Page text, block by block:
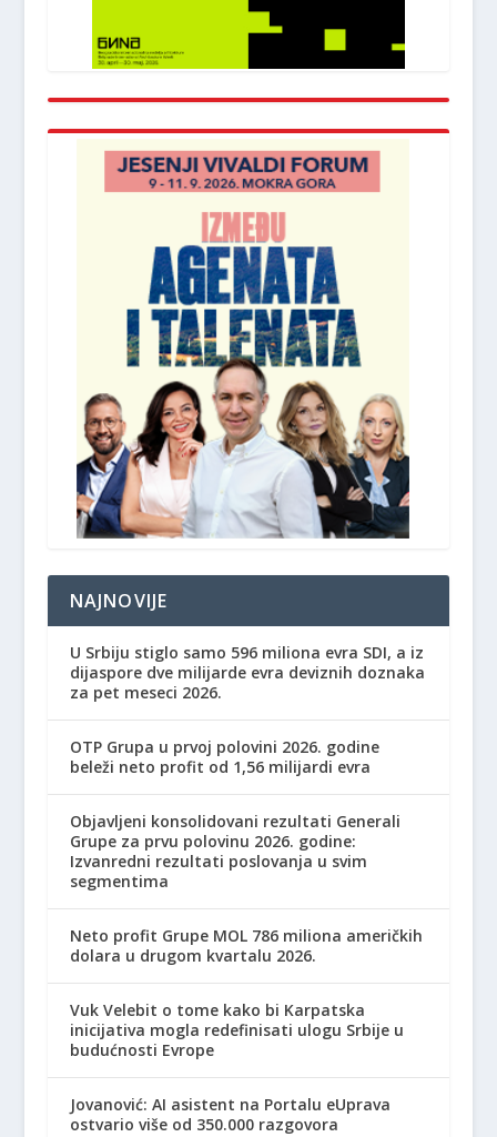
NAJNOVIJE
U Srbiju stiglo samo 596 miliona evra SDI, a iz
dijaspore dve milijarde evra deviznih doznaka
za pet meseci 2026.
OTP Grupa u prvoj polovini 2026. godine
beleži neto profit od 1,56 milijardi evra
Objavljeni konsolidovani rezultati Generali
Grupe za prvu polovinu 2026. godine:
Izvanredni rezultati poslovanja u svim
segmentima
Neto profit Grupe MOL 786 miliona američkih
dolara u drugom kvartalu 2026.
Vuk Velebit o tome kako bi Karpatska
inicijativa mogla redefinisati ulogu Srbije u
budućnosti Evrope
Jovanović: AI asistent na Portalu eUprava
ostvario više od 350.000 razgovora